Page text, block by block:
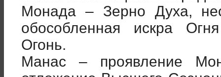
Монада – Зерно Духа,
обособленная искра
Огонь.
Манас – проявление